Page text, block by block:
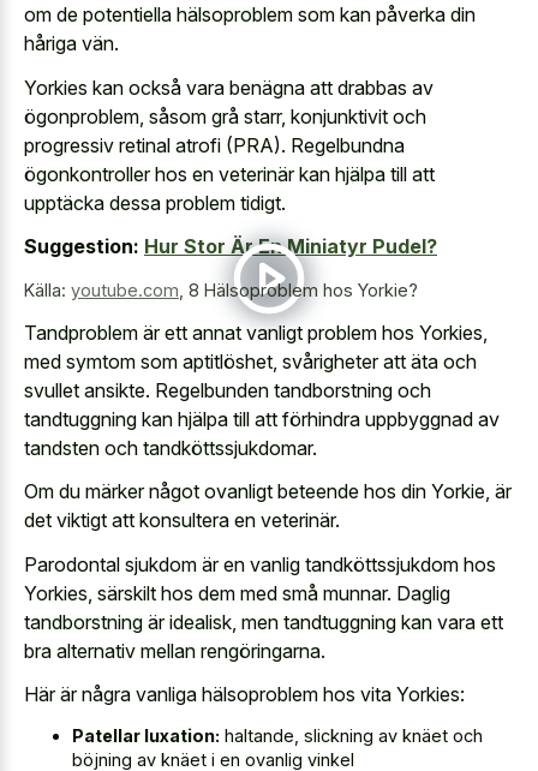
om de potentiella hälsoproblem som kan påverka din
håriga vän.
Yorkies kan också vara benägna att drabbas av
ögonproblem, såsom grå starr, konjunktivit och
progressiv retinal atrofi (PRA). Regelbundna
ögonkontroller hos en veterinär kan hjälpa till att
upptäcka dessa problem tidigt.
Suggestion: Hur Stor Är En Miniatyr Pudel?
Källa: youtube.com, 8 Hälsoproblem hos Yorkie?
Tandproblem är ett annat vanligt problem hos Yorkies,
med symtom som aptitlöshet, svårigheter att äta och
svullet ansikte. Regelbunden tandborstning och
tandtuggning kan hjälpa till att förhindra uppbyggnad av
tandsten och tandköttssjukdomar.
Om du märker något ovanligt beteende hos din Yorkie, är
det viktigt att konsultera en veterinär.
Parodontal sjukdom är en vanlig tandköttssjukdom hos
Yorkies, särskilt hos dem med små munnar. Daglig
tandborstning är idealisk, men tandtuggning kan vara ett
bra alternativ mellan rengöringarna.
Här är några vanliga hälsoproblem hos vita Yorkies:
Patellar luxation: haltande, slickning av knäet och
böjning av knäet i en ovanlig vinkel